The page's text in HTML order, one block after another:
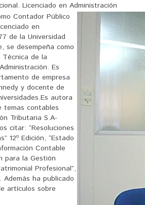
Licenciado en Administración
Contador Público
en
de la Universidad
se desempeña como
de la
Es
de empresa
y docente de
autora
temas contables
Tributaria S.A-
citar: “Resoluciones
12º Edición, “Estado
Contable
para la Gestión
Profesional”,
Además ha publicado
artículos sobre